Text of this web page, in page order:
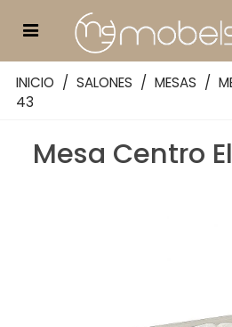
INICIO / SALONES / MESAS /
43
Mesa Centro